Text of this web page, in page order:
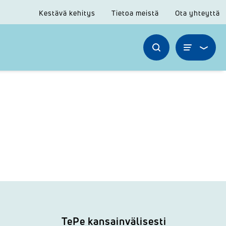
Kestävä kehitys Tietoa meistä Ota yhteyttä
TePe kansainvälisesti